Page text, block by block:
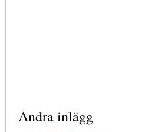
Andra inlägg